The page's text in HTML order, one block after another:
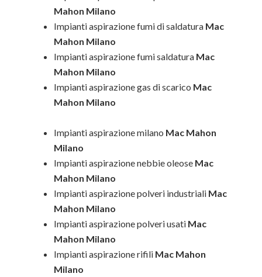
Mahon Milano
Impianti aspirazione fumi di saldatura Mac
Mahon Milano
Impianti aspirazione fumi saldatura Mac
Mahon Milano
Impianti aspirazione gas di scarico Mac
Mahon Milano
Impianti aspirazione milano Mac Mahon
Milano
Impianti aspirazione nebbie oleose Mac
Mahon Milano
Impianti aspirazione polveri industriali Mac
Mahon Milano
Impianti aspirazione polveri usati Mac
Mahon Milano
Impianti aspirazione rifili Mac Mahon
Milano